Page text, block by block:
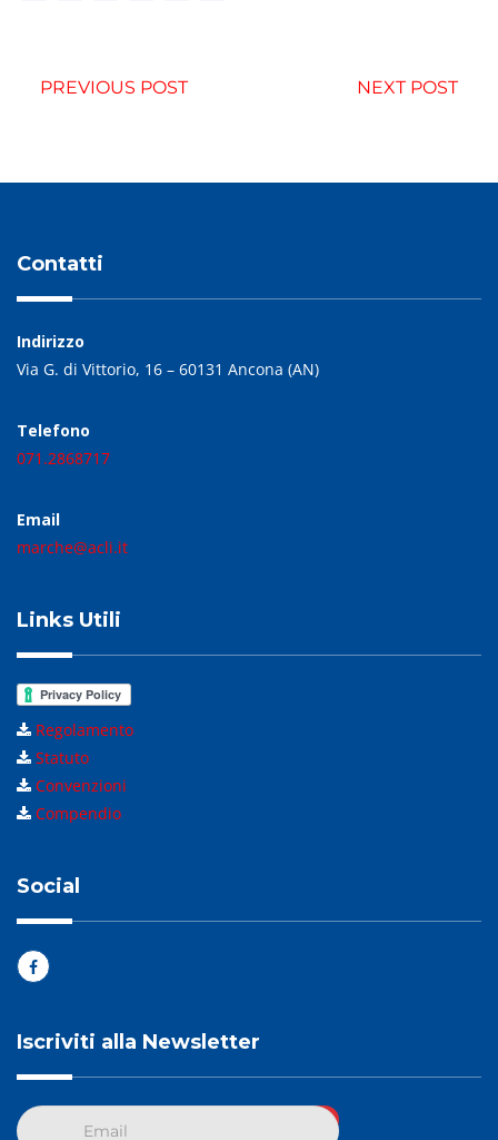
PREVIOUS POST NEXT POST
Contatti
Indirizzo
Via G. di Vittorio, 16 – 60131 Ancona (AN)
Telefono
071.2868717
Email
marche@acli.it
Links Utili
Regolamento
Statuto
Convenzioni
Compendio
Social
Iscriviti alla Newsletter